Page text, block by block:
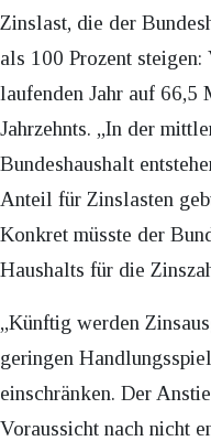
Zinslast, die der
als 100 Prozent
laufenden Jahr auf 66,5
Jahrzehnts. „In der
Bundeshaushalt
Anteil für Zinslasten
Konkret müsste der
Haushalts für die
„Künftig werden
geringen
einschränken. Der
Voraussicht nach nicht